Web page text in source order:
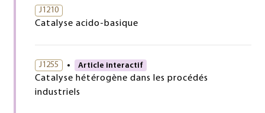
J1210
Catalyse acido-basique
J1255 Article interactif
Catalyse hétérogène dans les procédés
industriels